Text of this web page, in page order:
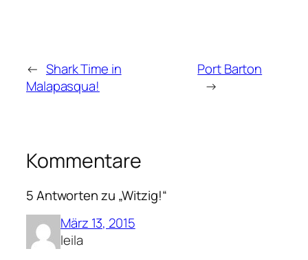
← Shark Time in
Malapasqua!
Port Barton
→
Kommentare
5 Antworten zu „Witzig!“
März 13, 2015
leila